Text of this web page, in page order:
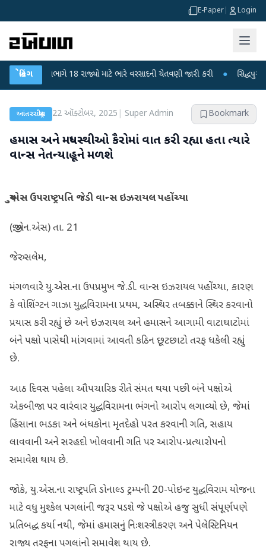
E-Paper Login
બ્રેકિંગ
18 રાજ્યો માટે ભારે વરસાદની ચેતવણી જારી કરી ● સિદ્ધપુરથી બોમ્બ
આંતરરાષ્ટ્રીય 22 ઑક્ટોબર, 2025 Super Admin Bookmark
હમાસ અને મધ્યસ્થીઓ કૈરોમાં વાત કરી રહ્યા હતા ત્યારે
વાન્સ નેતન્યાહૂને મળશે
યુએસ ઉપરાષ્ટ્રપતિ જેડી વાન્સ ઇઝરાયલ પહોંચ્યા
(જી.એન.એસ) તા. 21
જેરુસલેમ,
મંગળવારે યુ.એસ.ના ઉપપ્રમુખ જે.ડી. વાન્સ ઇઝરાયલ પહોંચ્યા, કારણ
કે વોશિંગ્ટન ગાઝા યુદ્ધવિરામના પ્રથમ, અસ્થિર તબક્કાને સ્થિર કરવાનો
પ્રયાસ કરી રહ્યું છે અને ઇઝરાયલ અને હમાસને આગામી વાટાઘાટોમાં
બંને પક્ષો પાસેથી માંગવામાં આવતી કઠિન છૂટછાટો તરફ ધકેલી રહ્યું
છે.
આઠ દિવસ પહેલા ઔપચારિક રીતે સંમત થયા પછી બંને પક્ષોએ
એકબીજા પર વારંવાર યુદ્ધવિરામના ભંગનો આરોપ લગાવ્યો છે, જેમાં
હિંસાના ભડકા અને બંધકોના મૃતદેહો પરત કરવાની ગતિ, સહાય
લાવવાની અને સરહદો ખોલવાની ગતિ પર આરોપ-પ્રત્યારોપનો
સમાવેશ થાય છે.
જોકે, યુ.એસ.ના રાષ્ટ્રપતિ ડોનાલ્ડ ટ્રમ્પની 20-પોઇન્ટ યુદ્ધવિરામ યોજના
માટે વધુ મુશ્કેલ પગલાંની જરૂર પડશે જે પક્ષોએ હજુ સુધી સંપૂર્ણપણે
પ્રતિબદ્ધ કર્યા નથી, જેમાં હમાસનું નિઃશસ્ત્રીકરણ અને પેલેસ્ટિનિયન
રાજ્ય તરફના પગલાંનો સમાવેશ થાય છે.